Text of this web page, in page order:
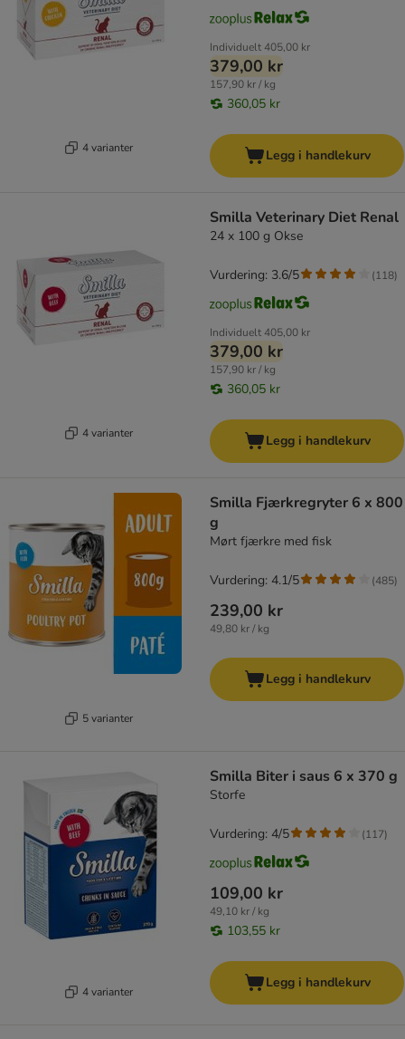
4 varianter
Individuelt405,00 kr
379,00 kr
157,90 kr / kg
360,05 kr
Legg i handlekurv
4 varianter
Smilla Veterinary Diet Renal
24 x 100 g Okse
Individuelt405,00 kr
379,00 kr
157,90 kr / kg
360,05 kr
Vurdering: 3.6/5 (118)
Legg i handlekurv
5 varianter
Smilla Fjærkregryter 6 x 800
g
Mørt fjærkre med fisk
239,00 kr
49,80 kr / kg
Vurdering: 4.1/5 (485)
Legg i handlekurv
4 varianter
Smilla Biter i saus 6 x 370 g
Storfe
109,00 kr
49,10 kr / kg
103,55 kr
Vurdering: 4/5 (117)
Legg i handlekurv